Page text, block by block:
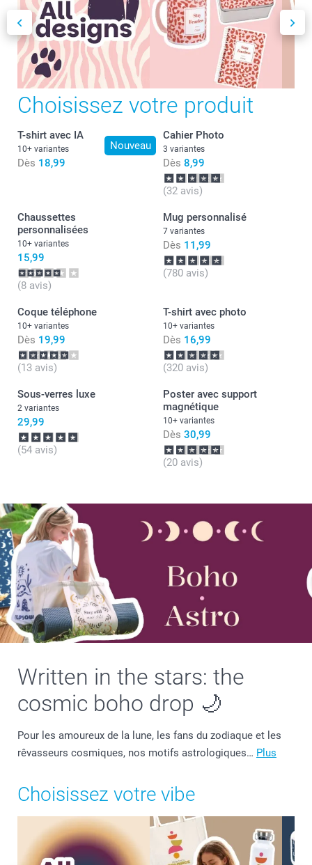
Choisissez votre produit
Nouveau
T-shirt avec IA
10+ variantes
Dès 18,99
Cahier Photo
3 variantes
Dès 8,99
(32 avis)
Chaussettes
personnalisées
10+ variantes
15,99
(8 avis)
Mug personnalisé
7 variantes
Dès 11,99
(780 avis)
Coque téléphone
10+ variantes
Dès 19,99
(13 avis)
T-shirt avec photo
10+ variantes
Dès 16,99
(320 avis)
Sous-verres luxe
2 variantes
29,99
(54 avis)
Poster avec support
magnétique
10+ variantes
Dès 30,99
(20 avis)
Written in the stars: the
cosmic boho drop 🌙
Pour les amoureux de la lune, les fans du zodiaque et les
rêvasseurs cosmiques, nos motifs astrologiques… Plus
Choisissez votre vibe